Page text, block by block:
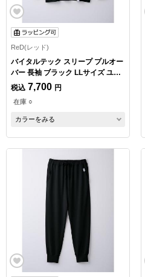
ReD(レッド)
バイタルテック スリープ プルオー
バー 長袖 ブラック LLサイズ ユニ
セックス
税込 7,700 円
在庫 ○
カラーをみる